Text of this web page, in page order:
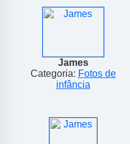
James
Categoria: Fotos de
infância